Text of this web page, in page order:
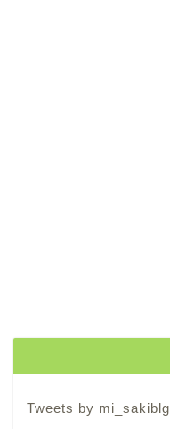
Tweets by mi_sakiblg